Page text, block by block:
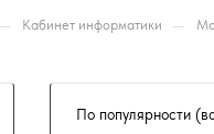
— Кабинет информатики —
По популярности